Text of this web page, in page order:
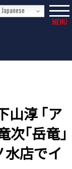
MENU
山淳 ｢ア
次｢岳竜｣
水店でイ
Japanese